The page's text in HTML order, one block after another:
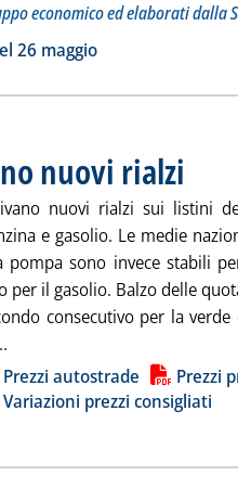
economico ed elaborati dalla
carburanti'
26 maggio
nuovi rialzi
nuovi rialzi sui listini
e gasolio. Le medie
pompa sono invece stabili
per il gasolio. Balzo delle
consecutivo per la
Prezzi autostrade
Prezzi
Variazioni prezzi consigliati